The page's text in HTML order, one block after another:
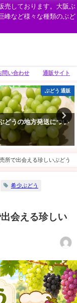
売しております。大阪ぶ
峰など様々な種類のぶど
問い合わせ 通販サイト
ぶどう 通販
どうの地方発送につい
所で出会える珍しいぶどう
希少ぶどう
会える珍しい